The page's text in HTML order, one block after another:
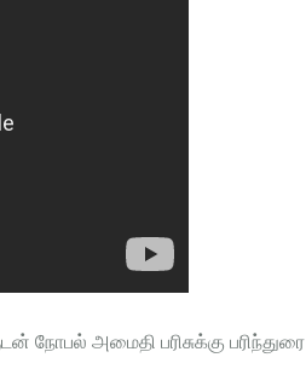
அமைதி பரிசுக்கு பரிந்துரை